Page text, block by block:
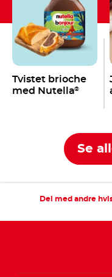
Tvistet brioche
med Nutella®
Se
Del med andre